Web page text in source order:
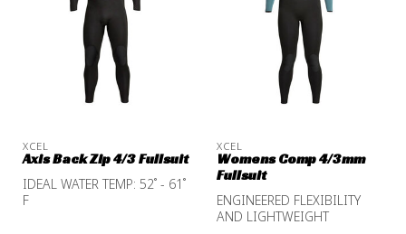
XCEL
Axis Back Zip 4/3 Fullsuit
IDEAL WATER TEMP: 52˚ - 61˚
F
XCEL
Womens Comp 4/3mm
Fullsuit
ENGINEERED FLEXIBILITY
AND LIGHTWEIGHT